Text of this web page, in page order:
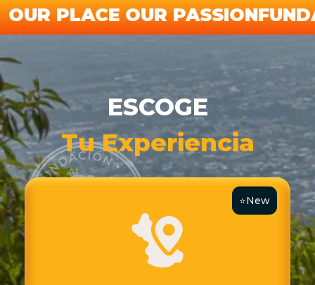
OUR PASSIONFUNDACIÓN
ESCOGE
Tu Experiencia
⭐New